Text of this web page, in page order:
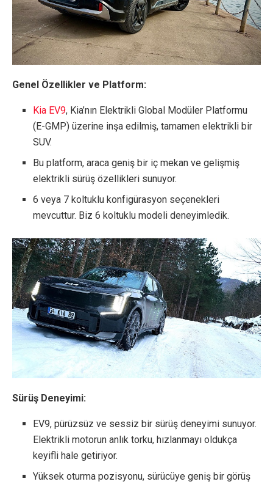
Genel Özellikler ve Platform:
Kia EV9, Kia’nın Elektrikli Global Modüler Platformu
(E-GMP) üzerine inşa edilmiş, tamamen elektrikli bir
SUV.
Bu platform, araca geniş bir iç mekan ve gelişmiş
elektrikli sürüş özellikleri sunuyor.
6 veya 7 koltuklu konfigürasyon seçenekleri
mevcuttur. Biz 6 koltuklu modeli deneyimledik.
Sürüş Deneyimi:
EV9, pürüzsüz ve sessiz bir sürüş deneyimi sunuyor.
Elektrikli motorun anlık torku, hızlanmayı oldukça
keyifli hale getiriyor.
Yüksek oturma pozisyonu, sürücüye geniş bir görüş